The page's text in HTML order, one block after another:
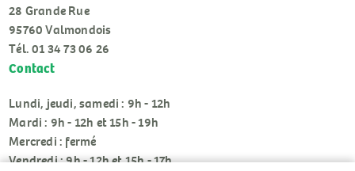
28 Grande Rue
95760 Valmondois
Tél. 01 34 73 06 26
Contact
Lundi, jeudi, samedi : 9h - 12h
Mardi : 9h - 12h et 15h - 19h
Mercredi : fermé
Vendredi : 9h - 12h et 15h - 17h